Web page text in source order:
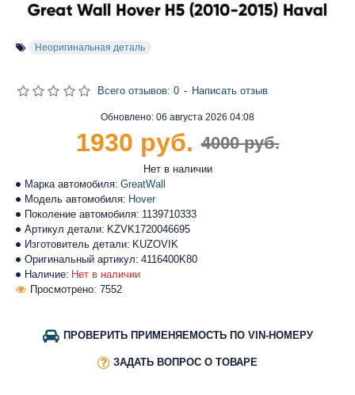
Неоригинальная деталь
Наличие: Нет в наличии
Марка автомобиля: GreatWall
Модель автомобиля: Hover
Поколение автомобиля: 1139710333
Артикул детали: KZVK1720046695
Изготовитель детали: KUZOVIK
Оригинальный артикул: 4116400K80
Просмотрено: 7552
Обновлено: 06 августа 2026 04:08
Нет в наличии
Всего отзывов: 0 - Написать отзыв
4000 руб.
1930 руб.
ПРОВЕРИТЬ ПРИМЕНЯЕМОСТЬ ПО VIN-НОМЕРУ
ЗАДАТЬ ВОПРОС О ТОВАРЕ